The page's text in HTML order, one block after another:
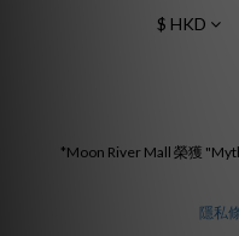
$ HKD
*Moon River Mall 榮獲
隱私